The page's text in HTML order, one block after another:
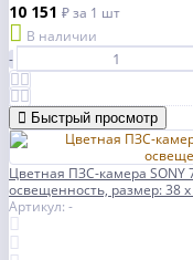
10 151 ₽за 1 шт
В наличии
-
Быстрый просмотр
Цветная ПЗС-камера SONY
освещенность, размер: 38
Артикул: -